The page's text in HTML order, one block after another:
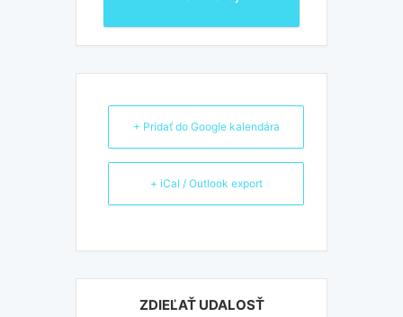
+ Pridať do Google kalendára
+ iCal / Outlook export
ZDIEĽAŤ UDALOSŤ